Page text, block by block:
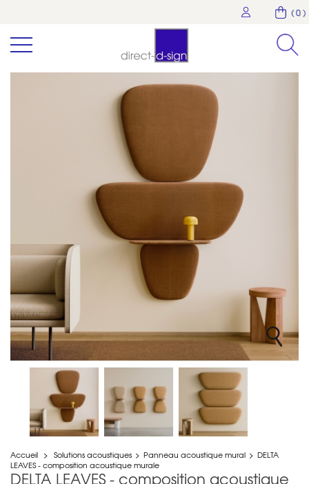
( 0 )
Accueil > Solutions acoustiques > Panneau acoustique mural > DELTA
LEAVES - composition acoustique murale
DELTA LEAVES - composition acoustique